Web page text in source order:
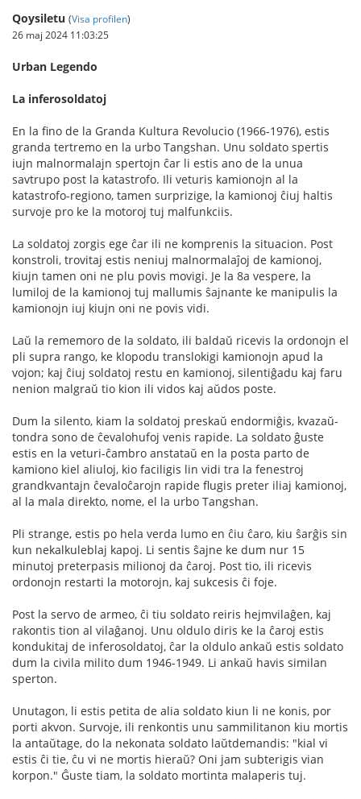
Qoysiletu (Visa profilen)
26 maj 2024 11:03:25
Urban Legendo
La inferosoldatoj
En la fino de la Granda Kultura Revolucio (1966-1976), estis
granda tertremo en la urbo Tangshan. Unu soldato spertis
iujn malnormalajn spertojn ĉar li estis ano de la unua
savtrupo post la katastrofo. Ili veturis kamionojn al la
katastrofo-regiono, tamen surprizige, la kamionoj ĉiuj haltis
survoje pro ke la motoroj tuj malfunkciis.
La soldatoj zorgis ege ĉar ili ne komprenis la situacion. Post
konstroli, trovitaj estis neniuj malnormalaĵoj de kamionoj,
kiujn tamen oni ne plu povis movigi. Je la 8a vespere, la
lumiloj de la kamionoj tuj mallumis ŝajnante ke manipulis la
kamionojn iuj kiujn oni ne povis vidi.
Laŭ la rememoro de la soldato, ili baldaŭ ricevis la ordonojn el
pli supra rango, ke klopodu translokigi kamionojn apud la
vojon; kaj ĉiuj soldatoj restu en kamionoj, silentiĝadu kaj faru
nenion malgraŭ tio kion ili vidos kaj aŭdos poste.
Dum la silento, kiam la soldatoj preskaŭ endormiĝis, kvazaŭ-
tondra sono de ĉevalohufoj venis rapide. La soldato ĝuste
estis en la veturi-ĉambro anstataŭ en la posta parto de
kamiono kiel aliuloj, kio faciligis lin vidi tra la fenestroj
grandkvantajn ĉevaloĉarojn rapide flugis preter iliaj kamionoj,
al la mala direkto, nome, el la urbo Tangshan.
Pli strange, estis po hela verda lumo en ĉiu ĉaro, kiu ŝarĝis sin
kun nekalkuleblaj kapoj. Li sentis ŝajne ke dum nur 15
minutoj preterpasis milionoj da ĉaroj. Post tio, ili ricevis
ordonojn restarti la motorojn, kaj sukcesis ĉi foje.
Post la servo de armeo, ĉi tiu soldato reiris hejmvilaĝen, kaj
rakontis tion al vilaĝanoj. Unu oldulo diris ke la ĉaroj estis
kondukitaj de inferosoldatoj, ĉar la oldulo ankaŭ estis soldato
dum la civila milito dum 1946-1949. Li ankaŭ havis similan
sperton.
Unutagon, li estis petita de alia soldato kiun li ne konis, por
porti akvon. Survoje, ili renkontis unu sammilitanon kiu mortis
la antaŭtage, do la nekonata soldato laŭtdemandis: "kial vi
estis ĉi tie, ĉu vi ne mortis hieraŭ? Oni jam subterigis vian
korpon." Ĝuste tiam, la soldato mortinta malaperis tuj.